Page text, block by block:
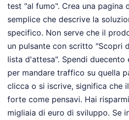
test "al fumo". Crea una pagina
semplice che descrive la
specifico. Non serve che il
un pulsante con scritto "Scopri
lista d'attesa". Spendi duecento
per mandare traffico su quella
clicca o si iscrive, significa che
forte come pensavi. Hai
migliaia di euro di sviluppo. Se